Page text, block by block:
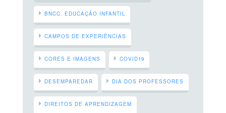
BNCC. EDUCAÇÃO INFANTIL
CAMPOS DE EXPERIÊNCIAS
CORES E IMAGENS COVID19
DESEMPAREDAR DIA DOS PROFESSORES
DIREITOS DE APRENDIZAGEM